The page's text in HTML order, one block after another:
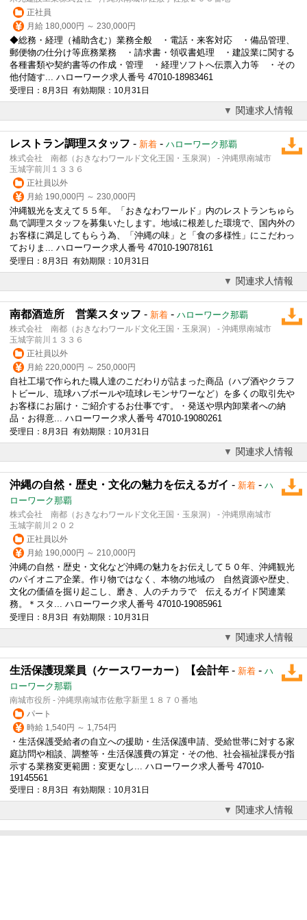
正社員
月給 180,000円 ～ 230,000円
◆総務・経理（補助含む）業務全般 ・電話・来客対応 ・備品管理、
郵便物の仕分け等庶務業務 ・請求書・領収書処理 ・建設業に関する
各種書類や契約書等の作成・管理 ・経理ソフトへ伝票入力等 ・その
他付随す... ハローワーク求人番号 47010-18983461
受理日：8月3日 有効期限：10月31日
関連求人情報
レストラン調理スタッフ - 新着 - ハローワーク那覇
株式会社 南都（おきなわワールド文化王国・玉泉洞） - 沖縄県南城市
玉城字前川１３３６
正社員以外
月給 190,000円 ～ 230,000円
沖縄観光を支えて５５年。「おきなわワールド」内のレストランちゅら
島で調理スタッフを募集いたします。地域に根差した環境で、国内外の
お客様に満足してもらう為、「沖縄の味」と「食の多様性」にこだわっ
ておりま... ハローワーク求人番号 47010-19078161
受理日：8月3日 有効期限：10月31日
関連求人情報
南都酒造所 営業スタッフ - 新着 - ハローワーク那覇
株式会社 南都（おきなわワールド文化王国・玉泉洞） - 沖縄県南城市
玉城字前川１３３６
正社員以外
月給 220,000円 ～ 250,000円
自社工場で作られた職人達のこだわりが詰まった商品（ハブ酒やクラフ
トビール、琉球ハブボールや琉球レモンサワーなど）を多くの取引先や
お客様にお届け・ご紹介するお仕事です。・発送や県内卸業者への納
品・お得意... ハローワーク求人番号 47010-19080261
受理日：8月3日 有効期限：10月31日
関連求人情報
沖縄の自然・歴史・文化の魅力を伝えるガイ - 新着 - ハ
ローワーク那覇
株式会社 南都（おきなわワールド文化王国・玉泉洞） - 沖縄県南城市
玉城字前川２０２
正社員以外
月給 190,000円 ～ 210,000円
沖縄の自然・歴史・文化など沖縄の魅力をお伝えして５０年、沖縄観光
のパイオニア企業。作り物ではなく、本物の地域の 自然資源や歴史、
文化の価値を掘り起こし、磨き、人のチカラで 伝えるガイド関連業
務。＊スタ... ハローワーク求人番号 47010-19085961
受理日：8月3日 有効期限：10月31日
関連求人情報
生活保護現業員（ケースワーカー）【会計年 - 新着 - ハ
ローワーク那覇
南城市役所 - 沖縄県南城市佐敷字新里１８７０番地
パート
時給 1,540円 ～ 1,754円
・生活保護受給者の自立への援助・生活保護申請、受給世帯に対する家
庭訪問や相談、調整等・生活保護費の算定・その他、社会福祉課長が指
示する業務変更範囲：変更なし... ハローワーク求人番号 47010-
19145561
受理日：8月3日 有効期限：10月31日
関連求人情報